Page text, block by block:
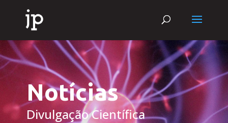
Notícias
Divulgação Científica